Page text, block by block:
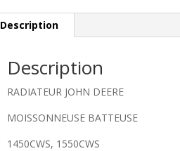
Description
Description
RADIATEUR JOHN DEERE
MOISSONNEUSE BATTEUSE
1450CWS, 1550CWS